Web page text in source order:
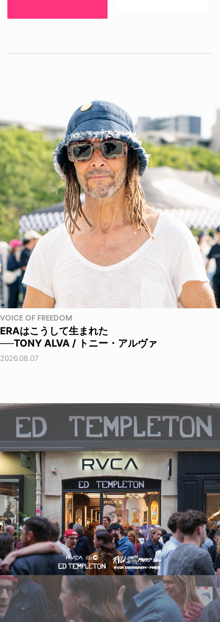
VOICE OF FREEDOM
ERAはこうして生まれた
──TONY ALVA / トニー・アルヴァ
2026.08.07